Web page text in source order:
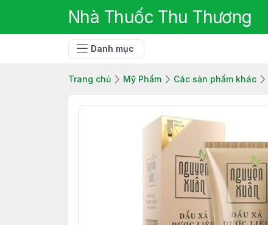
Nhà Thuốc Thu Thương
Danh mục
Trang chủ Mỹ Phẩm Các sản phẩm khác